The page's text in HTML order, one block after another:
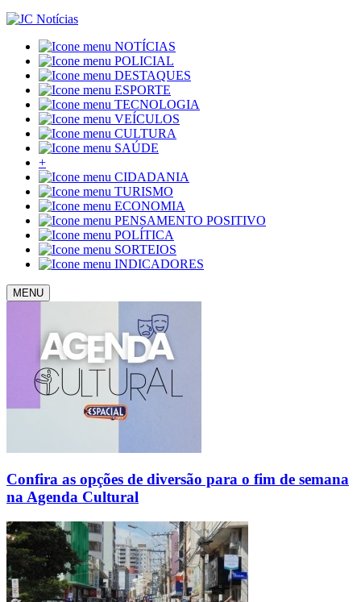
NOTÍCIAS
POLICIAL
DESTAQUES
ESPORTE
TECNOLOGIA
VEÍCULOS
CULTURA
SAÚDE
+
CIDADANIA
TURISMO
ECONOMIA
PENSAMENTO POSITIVO
POLÍTICA
SORTEIOS
INDICADORES
MENU
Confira as opções de diversão para o fim de semana
na Agenda Cultural